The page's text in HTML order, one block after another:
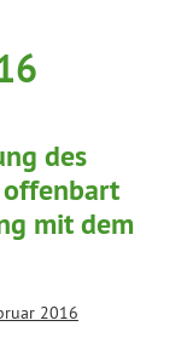
des
offenbart
mit dem
2016